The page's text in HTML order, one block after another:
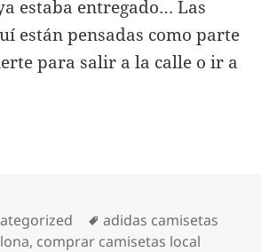
estaba entregado… Las
están pensadas como parte
para salir a la calle o ir a
Etiquetas
adidas camisetas
, comprar camisetas local